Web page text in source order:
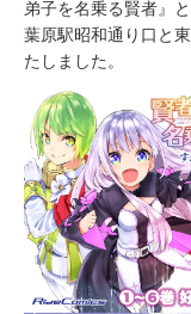
弟子を名乗る賢者』
葉原駅昭和通り口と
たしました。